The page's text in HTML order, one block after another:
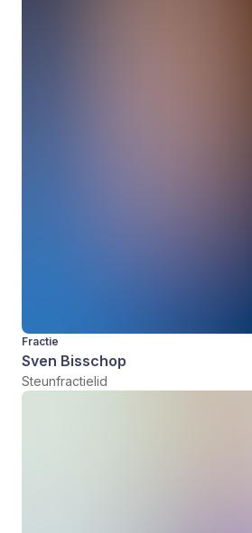
Fractie
Sven Bisschop
Steunfractielid